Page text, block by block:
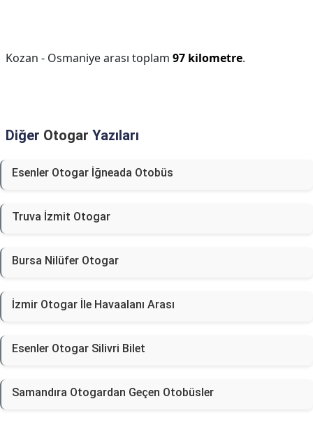
Kozan - Osmaniye arası toplam 97 kilometre.
Diğer Otogar Yazıları
Esenler Otogar İğneada Otobüs
Truva İzmit Otogar
Bursa Nilüfer Otogar
İzmir Otogar İle Havaalanı Arası
Esenler Otogar Silivri Bilet
Samandıra Otogardan Geçen Otobüsler